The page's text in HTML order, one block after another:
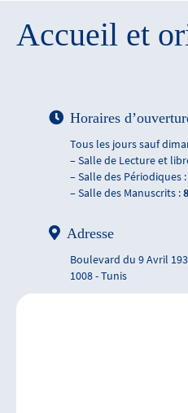
Accueil et
Horaires
Tous les jours sauf
– Salle de Lecture et
– Salle des Périodiques :
– Salle des Manuscrits :
Adresse
Boulevard du 9 Avril
1008 - Tunis